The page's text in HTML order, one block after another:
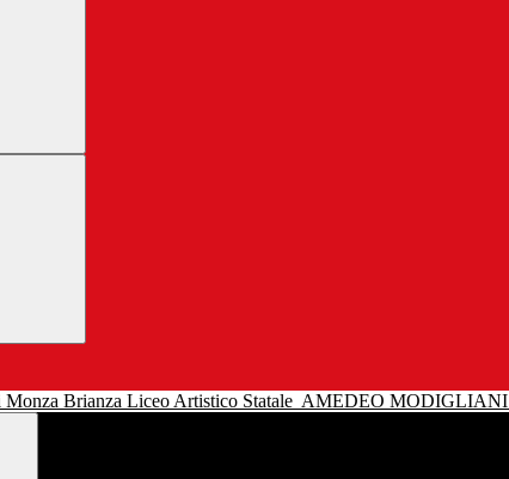
Liceo Artistico Statale AMEDEO MODIGLIANI